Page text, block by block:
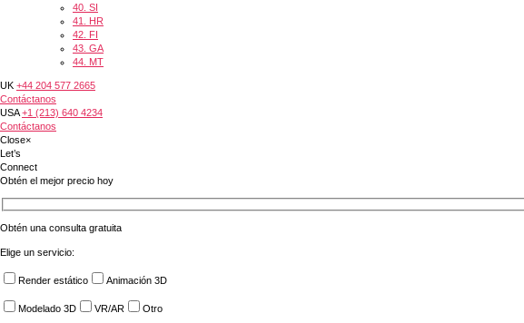
40. SI
41. HR
42. FI
43. GA
44. MT
UK +44 204 577 2665
Contáctanos
USA +1 (213) 640 4234
Contáctanos
Close×
Let’s
Connect
Obtén el mejor precio hoy
Obtén una consulta gratuita
Elige un servicio:
Render estático Animación 3D
Modelado 3D VR/AR Otro